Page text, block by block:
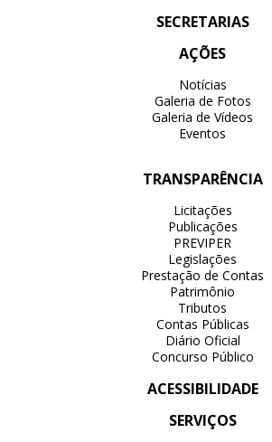
SECRETARIAS
AÇÕES
Notícias
Galeria de Fotos
Galeria de Vídeos
Eventos
TRANSPARÊNCIA
Licitações
Publicações
PREVIPER
Legislações
Prestação de Contas
Patrimônio
Tributos
Contas Públicas
Diário Oficial
Concurso Público
ACESSIBILIDADE
SERVIÇOS